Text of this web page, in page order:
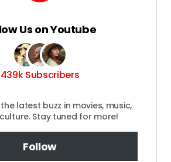
Us on Youtube
439k Subscribers
latest buzz in movies, music,
Stay tuned for more!
Follow